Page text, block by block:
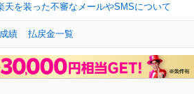
天を装った不審なメールやSMSについて
績 払戻金一覧